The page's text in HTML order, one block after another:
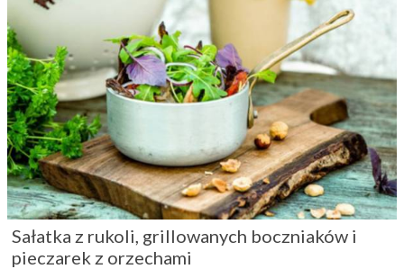
Sałatka z rukoli, grillowanych boczniaków i
pieczarek z orzechami